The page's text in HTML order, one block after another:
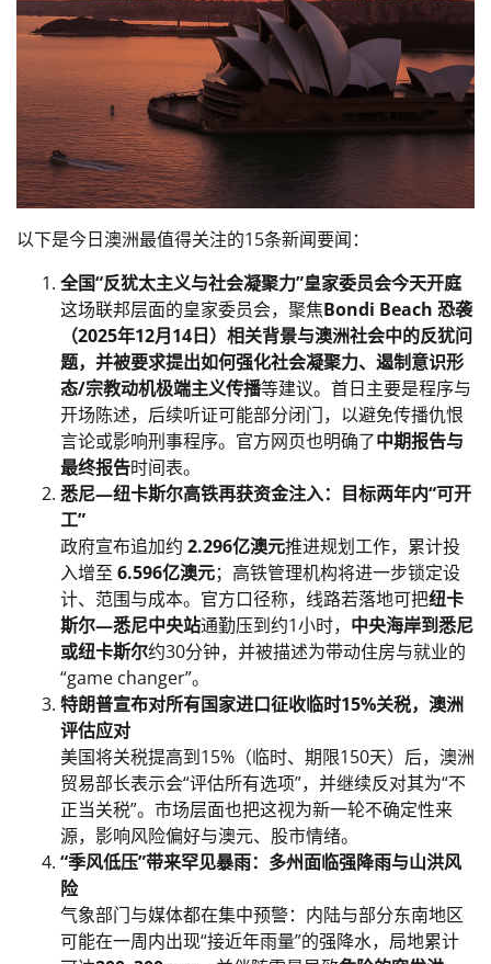
以下是今日澳洲最值得关注的15条新闻要闻：
全国“反犹太主义与社会凝聚力”皇家委员会今天开庭
这场联邦层面的皇家委员会，聚焦Bondi Beach 恐袭
（2025年12月14日）相关背景与澳洲社会中的反犹问
题，并被要求提出如何强化社会凝聚力、遏制意识形
态/宗教动机极端主义传播等建议。首日主要是程序与
开场陈述，后续听证可能部分闭门，以避免传播仇恨
言论或影响刑事程序。官方网页也明确了中期报告与
最终报告时间表。
悉尼—纽卡斯尔高铁再获资金注入：目标两年内“可开
工”
政府宣布追加约 2.296亿澳元推进规划工作，累计投
入增至 6.596亿澳元；高铁管理机构将进一步锁定设
计、范围与成本。官方口径称，线路若落地可把纽卡
斯尔—悉尼中央站通勤压到约1小时， 中央海岸到悉尼
或纽卡斯尔约30分钟，并被描述为带动住房与就业的
“game changer”。
特朗普宣布对所有国家进口征收临时15%关税，澳洲
评估应对
美国将关税提高到15%（临时、期限150天）后，澳洲
贸易部长表示会“评估所有选项”，并继续反对其为“不
正当关税”。市场层面也把这视为新一轮不确定性来
源，影响风险偏好与澳元、股市情绪。
“季风低压”带来罕见暴雨：多州面临强降雨与山洪风
险
气象部门与媒体都在集中预警：内陆与部分东南地区
可能在一周内出现“接近年雨量”的强降水，局地累计